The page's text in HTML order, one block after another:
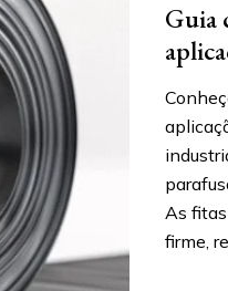
Guia
As
firme,